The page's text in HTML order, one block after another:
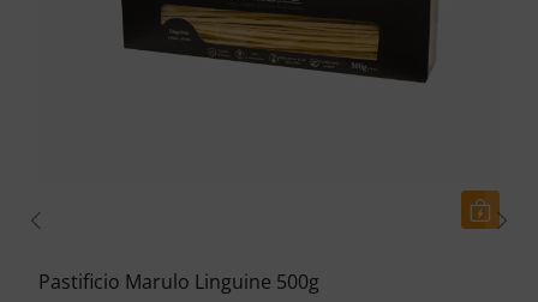
Pastificio Marulo Linguine 500g